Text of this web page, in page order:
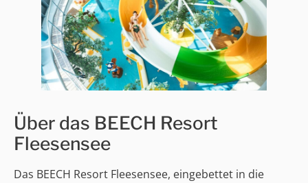
Über das BEECH Resort
Fleesensee
Das BEECH Resort Fleesensee, eingebettet in die